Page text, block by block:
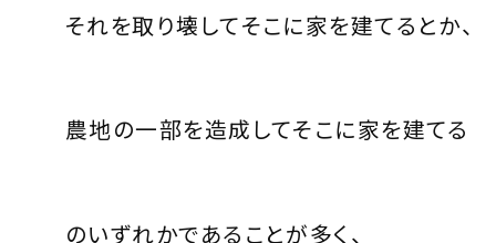
それを取り壊してそこに家を建てるとか、
農地の一部を造成してそこに家を建てる
のいずれかであることが多く、